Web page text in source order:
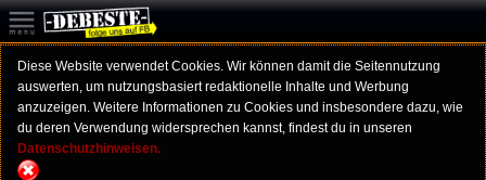
Diese Website verwendet Cookies. Wir können damit die Seitennutzung
auswerten, um nutzungsbasiert redaktionelle Inhalte und Werbung
anzuzeigen. Weitere Informationen zu Cookies und insbesondere dazu, wie
du deren Verwendung widersprechen kannst, findest du in unseren
Datenschutzhinweisen.